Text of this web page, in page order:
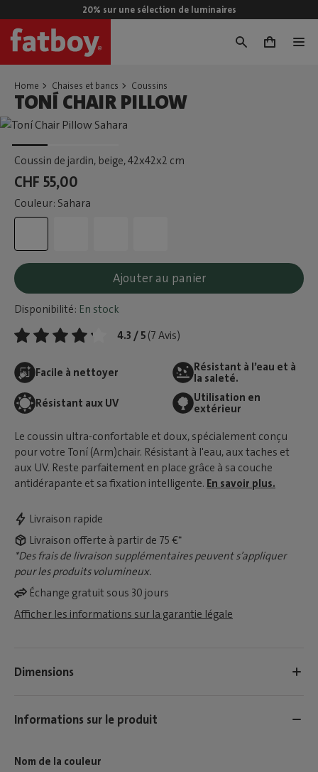
20% sur une sélection de luminaires
0
Home Chaises et bancs Coussins
TONÍ CHAIR PILLOW
Coussin de jardin, beige, 42x42x2 cm
CHF 55,00
Couleur: Sahara
Ajouter au panier
Disponibilité: En stock
4.3 / 5 (7 Avis)
Facile à nettoyer
Résistant à l’eau et à
la saleté.
Résistant aux UV
Utilisation en
extérieur
Le coussin ultra-confortable et doux, spécialement conçu
pour votre Toní (Arm)chair. Résistant à l'eau, aux taches et
aux UV. Reste parfaitement en place grâce à sa couche
antidérapante et sa fixation intelligente. En savoir plus.
Livraison rapide
Livraison offerte à partir de 75 €*
*Des frais de livraison supplémentaires peuvent s’appliquer
pour les produits volumineux.
Échange gratuit sous 30 jours
Afficher les informations sur la garantie légale
Dimensions
Informations sur le produit
Nom de la couleur